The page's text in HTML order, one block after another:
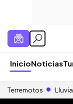
InicioNoticias
Terremotos